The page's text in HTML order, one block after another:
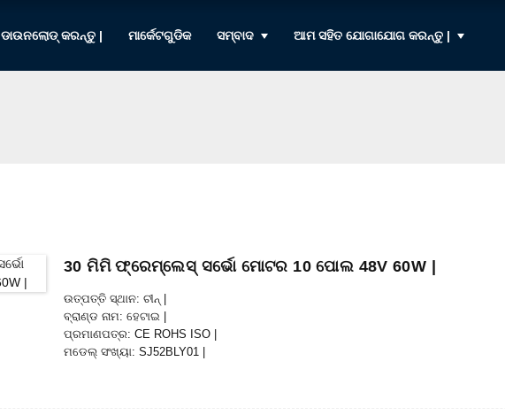
ଡାଉନଲୋଡ୍ କରନ୍ତୁ | ମାର୍କେଟଗୁଡିକ ସମ୍ବାଦ ଆମ ସହିତ ଯୋଗାଯୋଗ କରନ୍ତୁ |
30 ମିମି ଫ୍ରେମ୍ଲେସ୍ ସର୍ଭୋ ମୋଟର 10 ପୋଲ 48V 60W |
ଉତ୍ପତ୍ତି ସ୍ଥାନ: ଚୀନ୍ |
ବ୍ରାଣ୍ଡ ନାମ: ହେଟାଇ |
ପ୍ରମାଣପତ୍ର: CE ROHS ISO |
ମଡେଲ୍ ସଂଖ୍ୟା: SJ52BLY01 |